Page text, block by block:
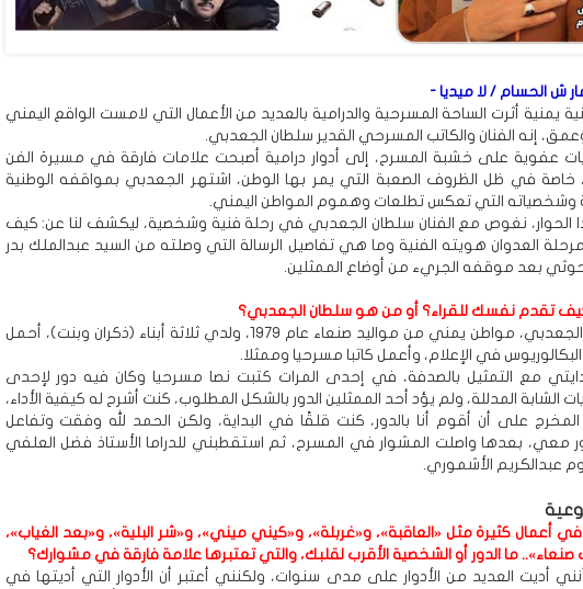
ش الحسام / لا ميديا -
يمنية أثرت الساحة المسرحية والدرامية بالعديد من الأعمال التي لامست الواقع اليمني
إنه الفنان والكاتب المسرحي القدير سلطان الجعدبي.
عفوية على خشبة المسرح، إلى أدوار درامية أصبحت علامات فارقة في مسيرة الفن
خاصة في ظل الظروف الصعبة التي يمر بها الوطن، اشتهر الجعدبي بمواقفه الوطنية
وشخصياته التي تعكس تطلعات وهموم المواطن اليمني.
الحوار، نغوص مع الفنان سلطان الجعدبي في رحلة فنية وشخصية، ليكشف لنا عن: كيف
العدوان هويته الفنية وما هي تفاصيل الرسالة التي وصلته من السيد عبدالملك بدر
بعد موقفه الجريء من أوضاع الممثلين.
كيف تقدم نفسك للقراء؟ أو من هو سلطان الجعدبي؟
سلطان الجعدبي، مواطن يمني من مواليد صنعاء عام 1979، ولدي ثلاثة أبناء (ذكران وبنت)، أحمل
في الإعلام، وأعمل كاتبا مسرحيا وممثلا.
مع التمثيل بالصدفة، في إحدى المرات كتبت نصا مسرحيا وكان فيه دور لإحدى
الشابة المدللة، ولم يؤد أحد الممثلين الدور بالشكل المطلوب، كنت أشرح له كيفية الأداء،
على أن أقوم أنا بالدور، كنت قلقًا في البداية، ولكن الحمد لله وفقت وتفاعل
معي، بعدها واصلت المشوار في المسرح، ثم استقطبني للدراما الأستاذ فضل العلفي
عبدالكريم الأشموري.
أعمال كثيرة مثل «العاقبة»، و«غربلة»، و«كيني ميني»، و«شر البلية»، و«بعد الغياب»،
صنعاء».. ما الدور أو الشخصية الأقرب لقلبك، والتي تعتبرها علامة فارقة في مشوارك؟
أديت العديد من الأدوار على مدى سنوات، ولكنني أعتبر أن الأدوار التي أديتها في